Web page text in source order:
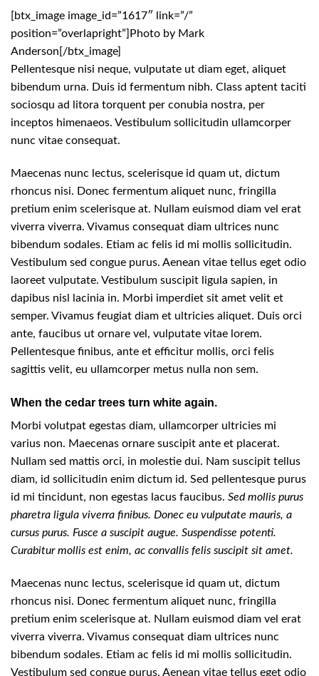
[btx_image image_id=”1617″ link=”/”
position=”overlapright”]Photo by Mark
Anderson[/btx_image]
Pellentesque nisi neque, vulputate ut diam eget, aliquet
bibendum urna. Duis id fermentum nibh. Class aptent taciti
sociosqu ad litora torquent per conubia nostra, per
inceptos himenaeos. Vestibulum sollicitudin ullamcorper
nunc vitae consequat.
Maecenas nunc lectus, scelerisque id quam ut, dictum
rhoncus nisi. Donec fermentum aliquet nunc, fringilla
pretium enim scelerisque at. Nullam euismod diam vel erat
viverra viverra. Vivamus consequat diam ultrices nunc
bibendum sodales. Etiam ac felis id mi mollis sollicitudin.
Vestibulum sed congue purus. Aenean vitae tellus eget odio
laoreet vulputate. Vestibulum suscipit ligula sapien, in
dapibus nisl lacinia in. Morbi imperdiet sit amet velit et
semper. Vivamus feugiat diam et ultricies aliquet. Duis orci
ante, faucibus ut ornare vel, vulputate vitae lorem.
Pellentesque finibus, ante et efficitur mollis, orci felis
sagittis velit, eu ullamcorper metus nulla non sem.
When the cedar trees turn white again.
Morbi volutpat egestas diam, ullamcorper ultricies mi
varius non. Maecenas ornare suscipit ante et placerat.
Nullam sed mattis orci, in molestie dui. Nam suscipit tellus
diam, id sollicitudin enim dictum id. Sed pellentesque purus
id mi tincidunt, non egestas lacus faucibus. Sed mollis purus
pharetra ligula viverra finibus. Donec eu vulputate mauris, a
cursus purus. Fusce a suscipit augue. Suspendisse potenti.
Curabitur mollis est enim, ac convallis felis suscipit sit amet.
Maecenas nunc lectus, scelerisque id quam ut, dictum
rhoncus nisi. Donec fermentum aliquet nunc, fringilla
pretium enim scelerisque at. Nullam euismod diam vel erat
viverra viverra. Vivamus consequat diam ultrices nunc
bibendum sodales. Etiam ac felis id mi mollis sollicitudin.
Vestibulum sed congue purus. Aenean vitae tellus eget odio